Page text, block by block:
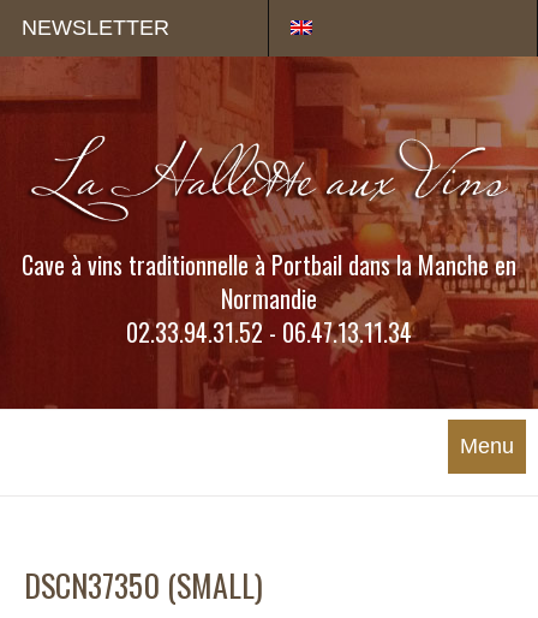
NEWSLETTER
Cave à vins traditionnelle à Portbail dans la Manche en
Normandie
02.33.94.31.52 - 06.47.13.11.34
Menu
DSCN37350 (SMALL)
Panneau de gestion des cookies